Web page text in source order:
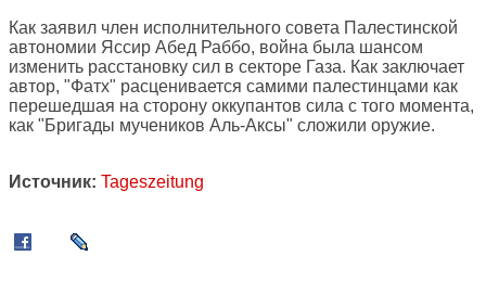
Как заявил член исполнительного совета Палестинской
автономии Яссир Абед Раббо, война была шансом
изменить расстановку сил в секторе Газа. Как заключает
автор, "Фатх" расценивается самими палестинцами как
перешедшая на сторону оккупантов сила с того момента,
как "Бригады мучеников Аль-Аксы" сложили оружие.
Источник: Tageszeitung